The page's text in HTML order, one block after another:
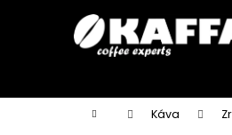
Domov Káva
k
Späť
obchodu
Späť
obchodu